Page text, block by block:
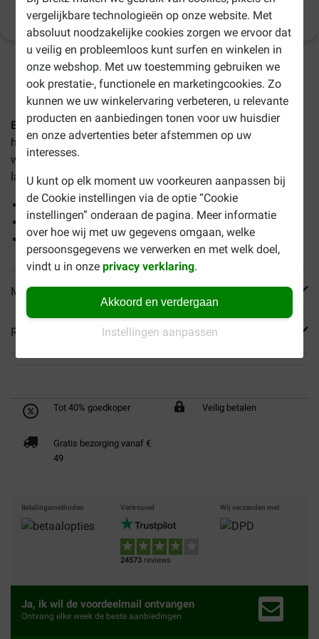
vergelijkbare technologieën op onze website. Met
absoluut noodzakelijke cookies zorgen we ervoor dat
u veilig en probleemloos kunt surfen en winkelen in
onze webshop. Met uw toestemming gebruiken we
ook prestatie-, functionele en marketingcookies. Zo
kunnen we uw winkelervaring verbeteren, u relevante
producten en aanbiedingen tonen voor uw huisdier
en onze advertenties beter afstemmen op uw
interesses.
U kunt op elk moment uw voorkeuren aanpassen bij
de Cookie instellingen via de optie “Cookie
instellingen” onderaan de pagina. Meer informatie
over hoe wij met uw gegevens omgaan, welke
persoonsgegevens we verwerken en met welk doel,
vindt u in onzeprivacy verklaring.
Akkoord en verdergaan
Instellingen aanpassen
(3) Productinformatie
2-4 werkdagen levertijd, tenzij anders aangegeven
Eukanuba Kitten met zalm graanvrij kattenvoeris een
hoogwaardige, graanvrije voeding voor kittens vanaf 4
weken tot 1 jaar oud. Tevens geschikt voor drachtige en
lacterende poezen.
Met overheerlijke zalm, kalkoen en kip
Bevordert een goede hersenontwikkeling
Ondersteunt de natuurlijke afweer en vitaliteit
Meer informatie
Reviews
Tot 40% goedkoper Veilig betalen
Gratis bezorging vanaf €
49
Betalingsmethoden Vertrouwd
24573 reviews
Wij verzenden met
Ja, ik wil de voordeelmail ontvangen
Ontvang elke week de beste aanbiedingen